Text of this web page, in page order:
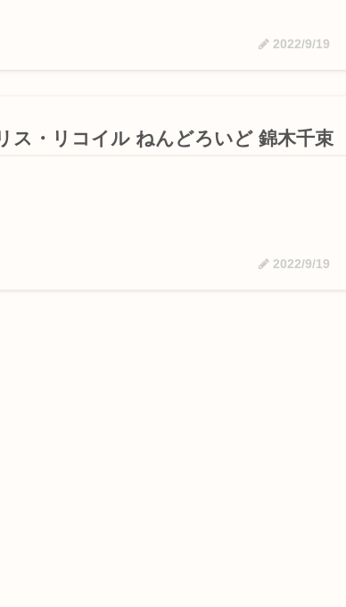
2022/9/19
ス・リコイル ねんどろいど 錦木千束
2022/9/19